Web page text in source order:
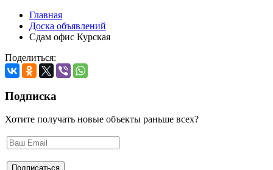
Главная
Доска объявлений
Сдам офис Курская
Поделиться:
Подписка
Хотите получать новые объекты раньше всех?